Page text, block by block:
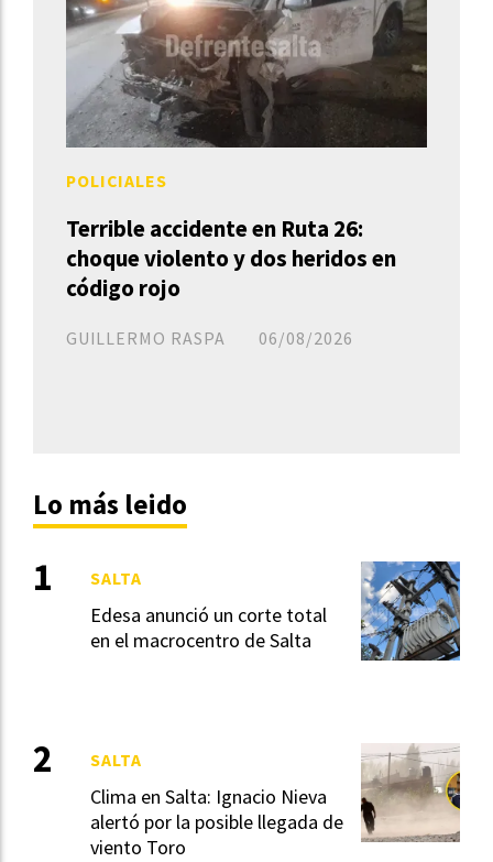
Terrible accidente en Ruta 26:
choque violento y dos heridos en
código rojo
GUILLERMO RASPA
POLICIALES
06/08/2026
Lo más leido
Edesa anunció un corte total
en el macrocentro de Salta
SALTA
Clima en Salta: Ignacio Nieva
alertó por la posible llegada de
viento Toro
SALTA